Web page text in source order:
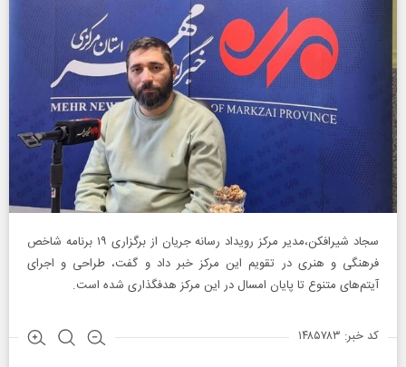
سجاد شیرافکن،مدیر مرکز رویداد رسانه جریان از برگزاری ۱۹ برنامه شاخص
فرهنگی و هنری در تقویم این مرکز خبر داد و گفت، طراحی و اجرای
آیتم‌های متنوع تا پایان امسال در این مرکز هدفگذاری شده است.
کد خبر: ۱۴۸۵۷۸۳